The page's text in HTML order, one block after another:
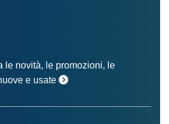
le novità, le promozioni, le
e usate